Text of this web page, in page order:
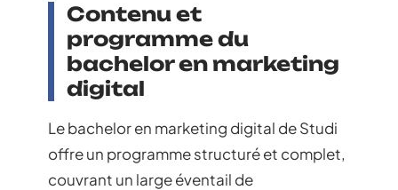
Contenu et
programme du
bachelor en marketing
digital
Le bachelor en marketing digital de Studi
offre un programme structuré et complet,
couvrant un large éventail de